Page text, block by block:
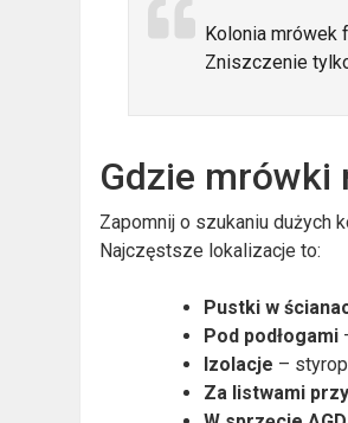
Kolonia mrówek
Zniszczenie
Gdzie mrówki
Zapomnij o szukaniu dużych
Najczęstsze lokalizacje to:
Pustki w
Pod podłogami
Izolacje –
Za listwami